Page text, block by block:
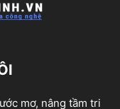
mơ, nâng tầm tri